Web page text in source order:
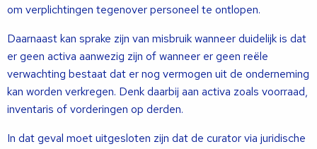
om verplichtingen tegenover personeel te ontlopen.
Daarnaast kan sprake zijn van misbruik wanneer duidelijk is dat
er geen activa aanwezig zijn of wanneer er geen reële
verwachting bestaat dat er nog vermogen uit de onderneming
kan worden verkregen. Denk daarbij aan activa zoals voorraad,
inventaris of vorderingen op derden.
In dat geval moet uitgesloten zijn dat de curator via juridische